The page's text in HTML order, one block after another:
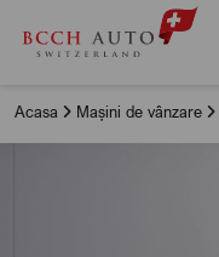
Acasa Mașini de vânzare